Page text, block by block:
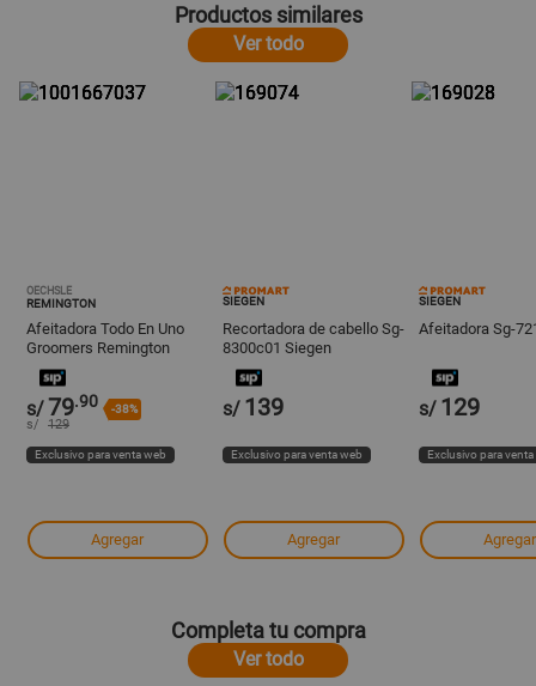
Productos similares
Ver todo
OECHSLE
REMINGTON
Afeitadora Todo En Uno
Groomers Remington
Pg3001 Negro
s/79.90 -38%
s/ 129
Exclusivo para venta web
Agregar
SIEGEN
Recortadora de cabello Sg-
8300c01 Siegen
s/ 139
Exclusivo para venta web
Agregar
SIEGEN
Afeitadora Sg-
s/ 129
Exclusivo para
Agregar
Completa tu compra
Ver todo